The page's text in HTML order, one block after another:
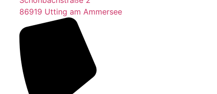
86919 Utting am Ammersee